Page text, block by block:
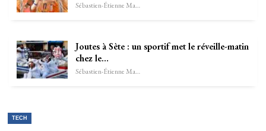
Sébastien-Étienne Marechal
Joutes à Sète : un sportif met le réveille-matin
chez le…
Sébastien-Étienne Marechal
TECH